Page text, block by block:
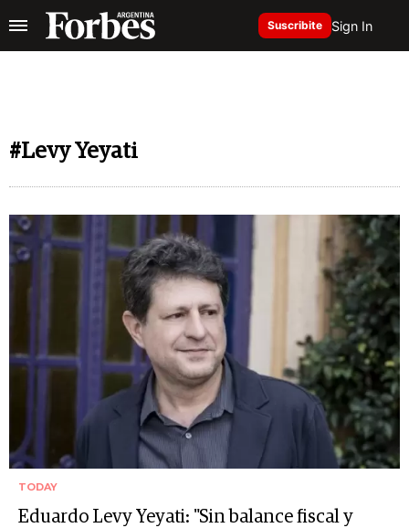
Suscribite Sign In
#Levy Yeyati
TODAY
Eduardo Levy Yeyati: "Sin balance fiscal y